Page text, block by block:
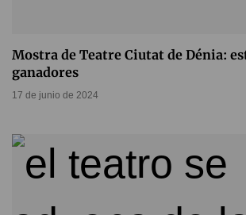
Mostra de Teatre Ciutat de Dénia:
ganadores
17 de junio de 2024